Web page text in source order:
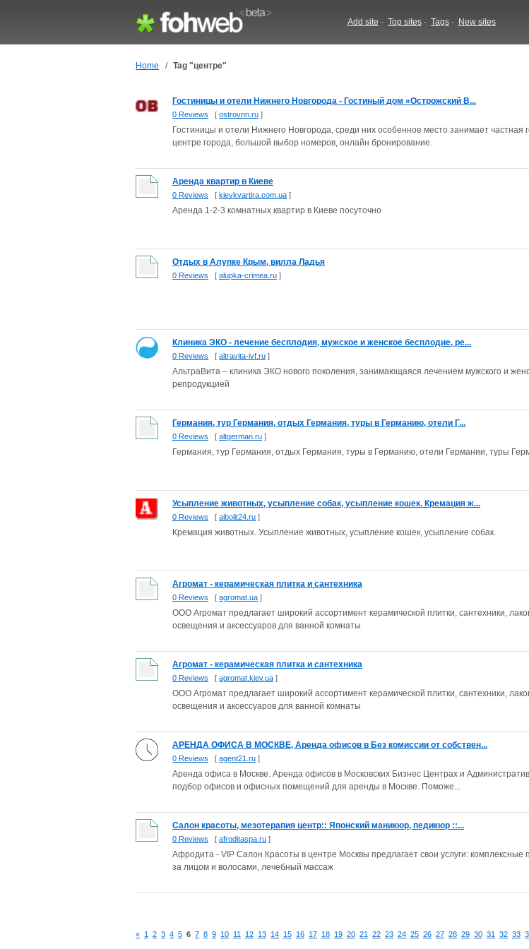
Add site - Top sites - Tags - New sites
Home / Tag "центре"
Гостиницы и отели Нижнего Новгорода - Гостиный дом «Острожский В...
0 Reviews [ ostrovnn.ru ]
Гостиницы и отели Нижнего Новгорода, среди них особенное место занимает частная
центре города, большой выбор номеров, онлайн бронирование.
Аренда квартир в Киеве
0 Reviews [ kievkvartira.com.ua ]
Аренда 1-2-3 комнатных квартир в Киеве посуточно
Отдых в Алупке Крым, вилла Ладья
0 Reviews [ alupka-crimea.ru ]
Клиника ЭКО - лечение бесплодия, мужское и женское бесплодие, ре...
0 Reviews [ altravita-ivf.ru ]
АльтраВита – клиника ЭКО нового поколения, занимающаяся лечением мужского и
репродукцией
Германия, тур Германия, отдых Германия, туры в Германию, отели Г...
0 Reviews [ altgerman.ru ]
Германия, тур Германия, отдых Германия, туры в Германию, отели Германии, туры
Усыпление животных, усыпление собак, усыпление кошек. Кремация ж...
0 Reviews [ aibolit24.ru ]
Кремация животных. Усыпление животных, усыпление кошек, усыпление собак.
Агромат - керамическая плитка и сантехника
0 Reviews [ agromat.ua ]
ООО Агромат предлагает широкий ассортимент керамической плитки, сантехники,
освещения и аксессуаров для ванной комнаты
Агромат - керамическая плитка и сантехника
0 Reviews [ agromat.kiev.ua ]
ООО Агромат предлагает широкий ассортимент керамической плитки, сантехники,
освещения и аксессуаров для ванной комнаты
АРЕНДА ОФИСА В МОСКВЕ, Аренда офисов в Без комиссии от собствен...
0 Reviews [ agent21.ru ]
Аренда офиса в Москве. Аренда офисов в Московских Бизнес Центрах и
подбор офисов и офисных помещений для аренды в Москве. Поможе...
Салон красоты, мезотерапия центр:: Японский маникюр, педикюр ::...
0 Reviews [ afroditaspa.ru ]
Афродита - VIP Cалон Красоты в центре Москвы предлагает свои услуги: комплексные
за лицом и волосами, лечебный массаж
« 1 2 3 4 5 6 7 8 9 10 11 12 13 14 15 16 17 18 19 20 21 22 23 24 25 26 27 28 29 30 31 32 33